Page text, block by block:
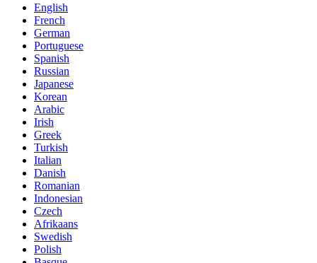
English
French
German
Portuguese
Spanish
Russian
Japanese
Korean
Arabic
Irish
Greek
Turkish
Italian
Danish
Romanian
Indonesian
Czech
Afrikaans
Swedish
Polish